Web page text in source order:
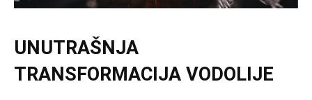
UNUTRAŠNJA
TRANSFORMACIJA VODOLIJE